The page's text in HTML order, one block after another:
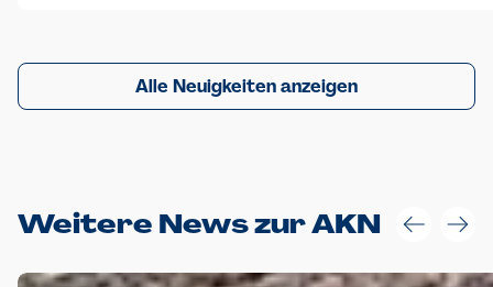
Alle Neuigkeiten anzeigen
Weitere News zur AKN